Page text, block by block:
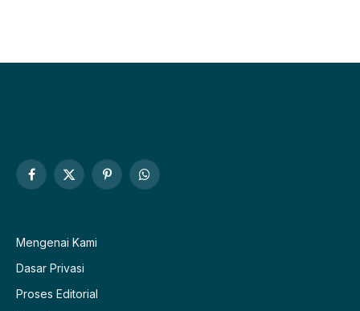
Facebook
X
PinterestWhatsApp
Mengenai Kami
Dasar Privasi
Proses Editorial